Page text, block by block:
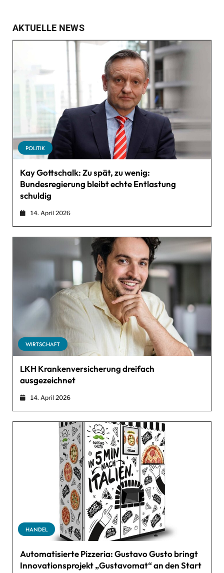
AKTUELLE NEWS
POLITIK
Kay Gottschalk: Zu spät, zu wenig:
Bundesregierung bleibt echte Entlastung
schuldig
14. April 2026
WIRTSCHAFT
LKH Krankenversicherung dreifach
ausgezeichnet
14. April 2026
HANDEL
Automatisierte Pizzeria: Gustavo Gusto bringt
Innovationsprojekt „Gustavomat“ an den Start